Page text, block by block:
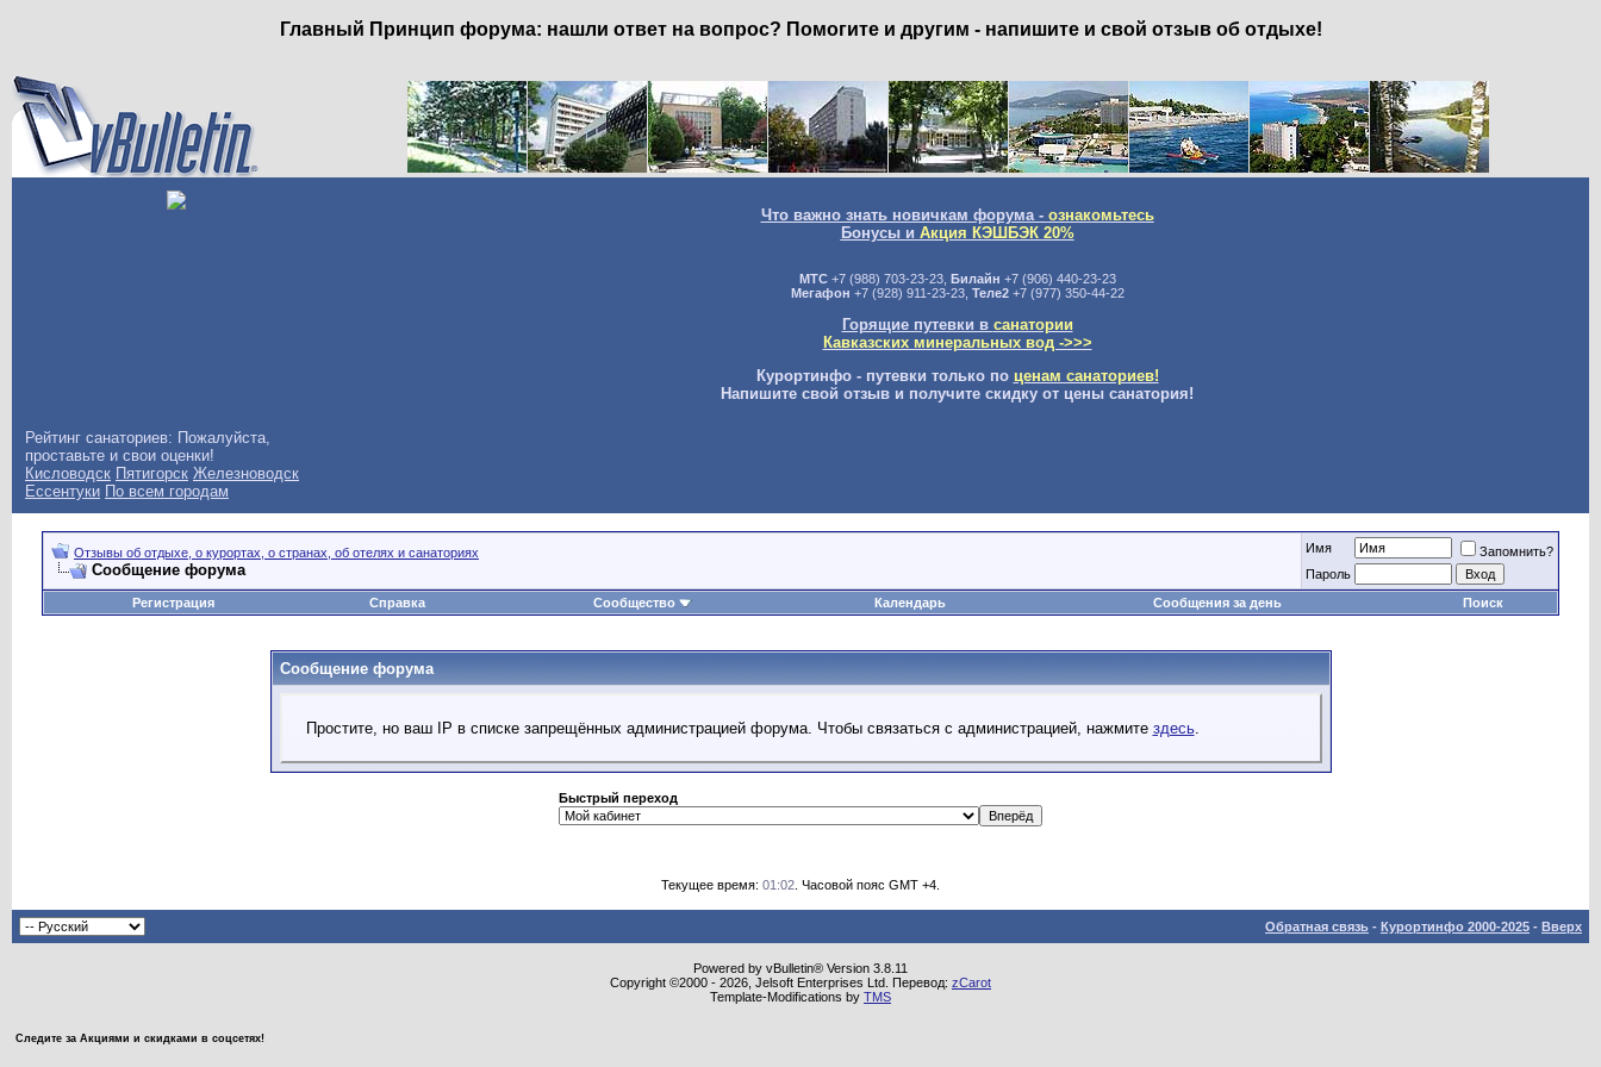
Главный Принцип форума: нашли ответ на вопрос? Помогите и другим - напишите и свой отзыв об отдыхе!
Что важно знать новичкам форума - ознакомьтесь
Бонусы и Акция КЭШБЭК 20%
МТС+7 (988) 703-23-23, Билайн +7 (906) 440-23-23
Мегафон +7 (928) 911-23-23, Теле2+7 (977) 350-44-22
Горящие путевки в санатории
Кавказских минеральных вод ->>>
Курортинфо - путевки только по ценам санаториев!
Напишите свой отзыв и получите скидку от цены санатория!
Рейтинг санаториев: Пожалуйста,
проставьте и свои оценки!
Кисловодск Пятигорск Железноводск
Ессентуки По всем городам
Отзывы об отдыхе, о курортах, о странах, об отелях и санаториях
Сообщение форума
Имя
Запомнить?
Пароль
Регистрация
Справка Сообщество Календарь Сообщения за день Поиск
Сообщение форума
Простите, но ваш IP в списке запрещённых администрацией форума. Чтобы связаться с администрацией, нажмите здесь.
Быстрый переход
Текущее время: 01:02 . Часовой пояс GMT +4.
Обратная связь - Курортинфо 2000-2025 - Вверх
Powered by vBulletin® Version 3.8.11
Copyright ©2000 - 2026, Jelsoft Enterprises Ltd. Перевод: zCarot
Template-Modifications by TMS
Следите за Акциями и скидками в соцсетях!